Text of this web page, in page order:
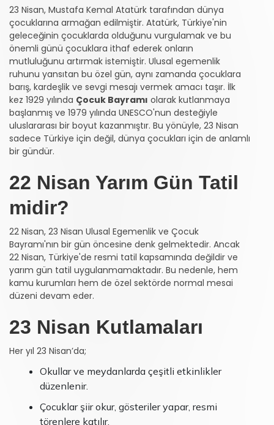
23 Nisan, Mustafa Kemal Atatürk tarafından dünya
çocuklarına armağan edilmiştir. Atatürk, Türkiye'nin
geleceğinin çocuklarda olduğunu vurgulamak ve bu
önemli günü çocuklara ithaf ederek onların
mutluluğunu artırmak istemiştir. Ulusal egemenlik
ruhunu yansıtan bu özel gün, aynı zamanda çocuklara
barış, kardeşlik ve sevgi mesajı vermek amacı taşır. İlk
kez 1929 yılında Çocuk Bayramı olarak kutlanmaya
başlanmış ve 1979 yılında UNESCO'nun desteğiyle
uluslararası bir boyut kazanmıştır. Bu yönüyle, 23 Nisan
sadece Türkiye için değil, dünya çocukları için de anlamlı
bir gündür.
22 Nisan Yarım Gün Tatil
midir?
22 Nisan, 23 Nisan Ulusal Egemenlik ve Çocuk
Bayramı'nın bir gün öncesine denk gelmektedir. Ancak
22 Nisan, Türkiye'de resmi tatil kapsamında değildir ve
yarım gün tatil uygulanmamaktadır. Bu nedenle, hem
kamu kurumları hem de özel sektörde normal mesai
düzeni devam eder.
23 Nisan Kutlamaları
Her yıl 23 Nisan’da;
Okullar ve meydanlarda çeşitli etkinlikler
düzenlenir.
Çocuklar şiir okur, gösteriler yapar, resmi
törenlere katılır.